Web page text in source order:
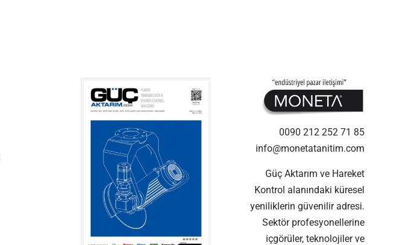
0090 212 252 71 85
info@monetatanitim.com
Güç Aktarım ve Hareket
Kontrol alanındaki küresel
yeniliklerin güvenilir adresi.
Sektör profesyonellerine
içgörüler, teknolojiler ve